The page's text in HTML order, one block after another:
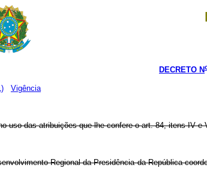
DECRETO N
Vigência
uso das atribuições que lhe confere o art. 84, itens IV
Regional da Presidência da República